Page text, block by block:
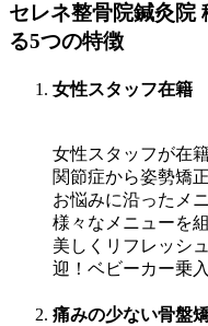
セレネ整骨院鍼灸院
る5つの特徴
女性スタッフ在籍
女性スタッフが在
関節症から姿勢矯
お悩みに沿ったメ
様々なメニューを
美しくリフレッシ
迎！ベビーカー乗
痛みの少ない骨盤